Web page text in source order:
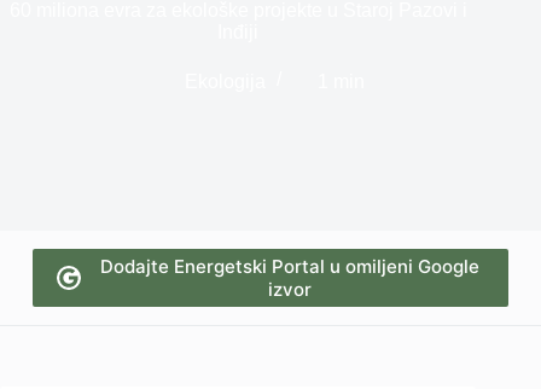
Dodajte Energetski Portal u omiljeni Google
izvor